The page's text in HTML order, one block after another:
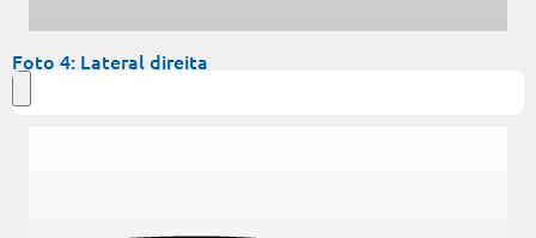
Foto 4: Lateral direita